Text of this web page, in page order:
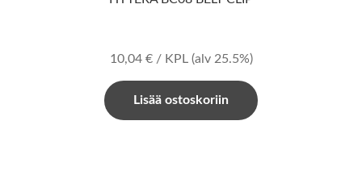
10,04 €/ KPL (alv 25.5%)
Lisää ostoskoriin